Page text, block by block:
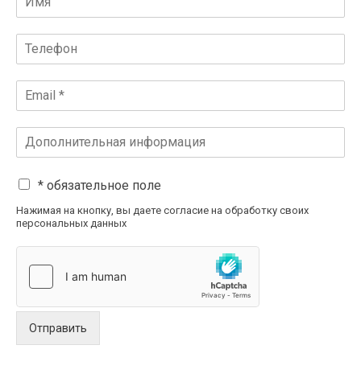
* обязательное поле
Нажимая на кнопку, вы даете согласие на обработку своих
персональных данных
Отправить